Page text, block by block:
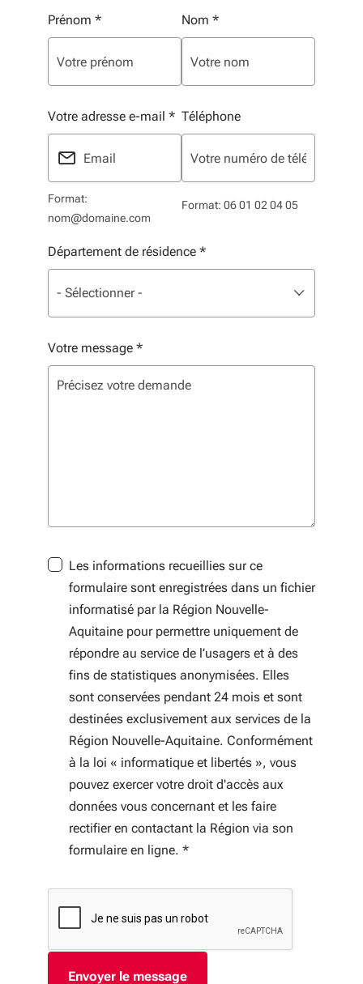
Vos informations personnelles
Prénom * Nom *
Votre adresse e-mail *
Format:
nom@domaine.com
Téléphone
Format: 06 01 02 04 05
Département de résidence *
- Sélectionner -
Votre message *
Les informations recueillies sur ce
formulaire sont enregistrées dans un fichier
informatisé par la Région Nouvelle-
Aquitaine pour permettre uniquement de
répondre au service de l’usagers et à des
fins de statistiques anonymisées. Elles
sont conservées pendant 24 mois et sont
destinées exclusivement aux services de la
Région Nouvelle-Aquitaine. Conformément
à la loi « informatique et libertés », vous
pouvez exercer votre droit d'accès aux
données vous concernant et les faire
rectifier en contactant la Région via son
formulaire en ligne. *